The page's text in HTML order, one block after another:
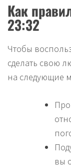
Как
23:32
Чтобы
сделать свою
на следующие
вы